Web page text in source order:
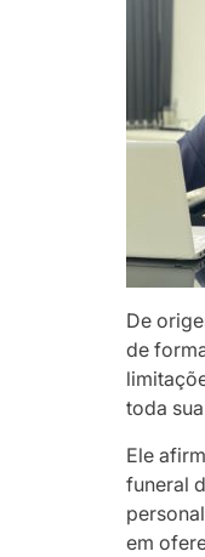
De
de
toda
Ele
funeral
em